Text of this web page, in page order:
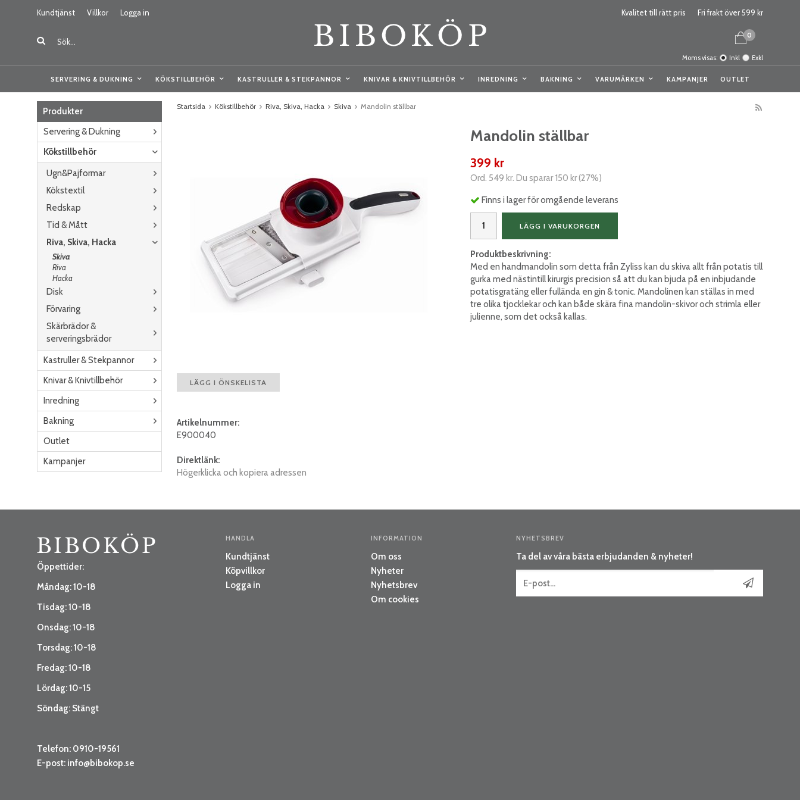
Kundtjänst Villkor Logga in Kvalitet till rätt pris Fri frakt över 599 kr
0
Moms visas: Inkl Exkl
SERVERING & DUKNING KÖKSTILLBEHÖR KASTRULLER & STEKPANNOR KNIVAR & KNIVTILLBEHÖR INREDNING BAKNING VARUMÄRKEN KAMPANJER OUTLET
Produkter
Servering & Dukning
Kökstillbehör
Ugn&Pajformar
Kökstextil
Redskap
Tid & Mått
Riva, Skiva, Hacka
Skiva
Riva
Hacka
Disk
Förvaring
Skärbrädor &
serveringsbrädor
Kastruller & Stekpannor
Knivar & Knivtillbehör
Inredning
Bakning
Outlet
Kampanjer
Startsida Kökstillbehör Riva, Skiva, Hacka Skiva Mandolin ställbar
Mandolin ställbar
399 kr
Ord. 549 kr. Du sparar150 kr(27%)
Finns i lager för omgående leverans
LÄGG I VARUKORGEN
Produktbeskrivning:
Med en handmandolin som detta från Zyliss kan du skiva allt från potatis till
gurka med nästintill kirurgis precision så att du kan bjuda på en inbjudande
potatisgratäng eller fullända en gin & tonic. Mandolinen kan ställas in med
tre olika tjocklekar och kan både skära fina mandolin-skivor och strimla eller
julienne, som det också kallas.
LÄGG I ÖNSKELISTA
Artikelnummer:
E900040
Direktlänk:
Högerklicka och kopiera adressen
Öppettider:
Måndag: 10-18
Tisdag: 10-18
Onsdag: 10-18
Torsdag: 10-18
Fredag: 10-18
Lördag: 10-15
Söndag: Stängt
Telefon: 0910-19561
E-post: info@bibokop.se
HANDLA
Kundtjänst
Köpvillkor
Logga in
INFORMATION
Om oss
Nyheter
Nyhetsbrev
Om cookies
NYHETSBREV
Ta del av våra bästa erbjudanden & nyheter!